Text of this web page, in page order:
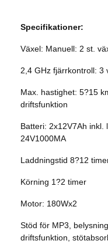
Specifikationer:
Växel: Manuell: 2 st.
2,4 GHz fjärrkontroll: 3
Max. hastighet: 5?15
driftsfunktion
Batteri: 2x12V7Ah
24V1000MA
Laddningstid 8?12
Körning 1?2 timer
Motor: 180Wx2
Stöd för MP3,
driftsfunktion,